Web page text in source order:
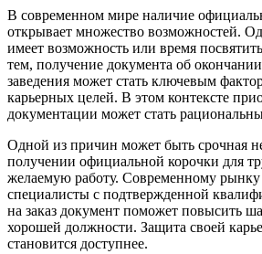
В современном мире наличие
открывает множество возможностей.
имеет возможность или время
тем, получение документа об
заведения может стать ключевым
карьерных целей. В этом контексте
документации может стать
Одной из причин может быть срочная
получении официальной корочки для
желаемую работу. Современному
специалисты с подтвержденной
на заказ документ поможет повысить
хорошей должности. Защита своей
становится доступнее.